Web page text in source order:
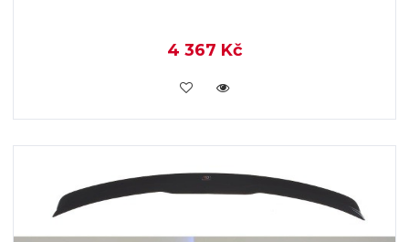
4 367 Kč
VLOŽIT DO KOŠÍKU